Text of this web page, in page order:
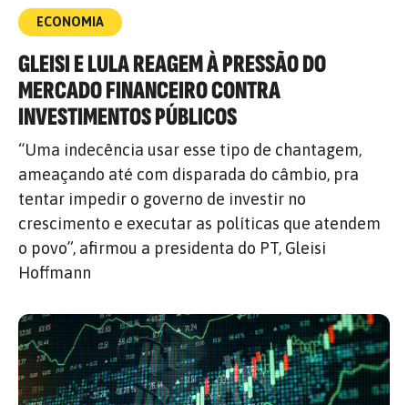
ECONOMIA
GLEISI E LULA REAGEM À PRESSÃO DO
MERCADO FINANCEIRO CONTRA
INVESTIMENTOS PÚBLICOS
“Uma indecência usar esse tipo de chantagem,
ameaçando até com disparada do câmbio, pra
tentar impedir o governo de investir no
crescimento e executar as políticas que atendem
o povo”, afirmou a presidenta do PT, Gleisi
Hoffmann